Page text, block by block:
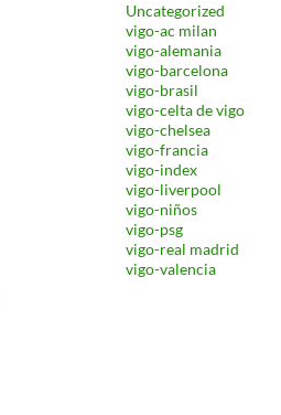
Uncategorized
vigo-ac milan
vigo-alemania
vigo-barcelona
vigo-brasil
vigo-celta de vigo
vigo-chelsea
vigo-francia
vigo-index
vigo-liverpool
vigo-niños
vigo-psg
vigo-real madrid
vigo-valencia